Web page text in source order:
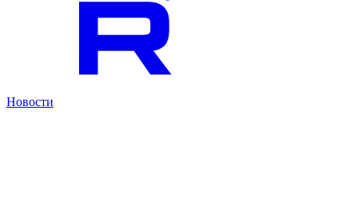
Новости